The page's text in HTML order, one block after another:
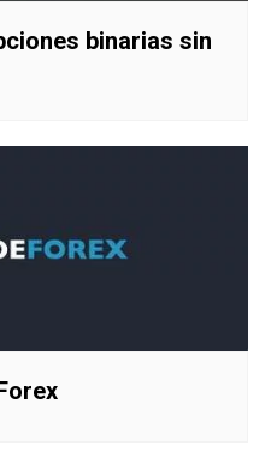
binarias sin